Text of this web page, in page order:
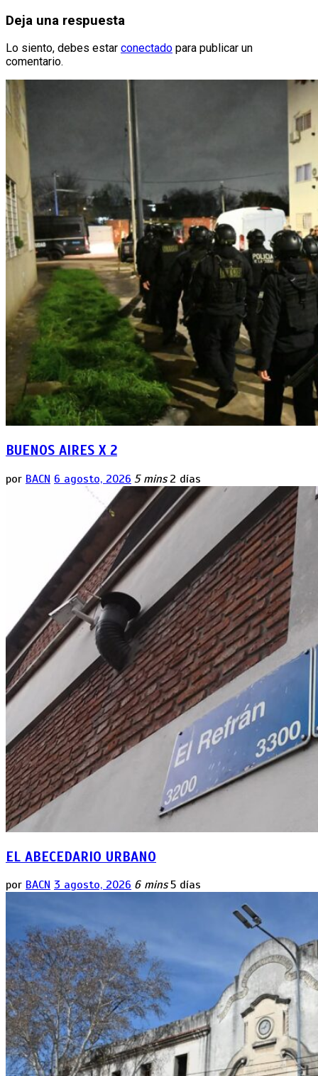
entradas
Deja una respuesta
Lo siento, debes estar conectado para publicar un
comentario.
BUENOS AIRES X 2
por BACN 6 agosto, 2026 5 mins 2 días
EL ABECEDARIO URBANO
por BACN 3 agosto, 2026 6 mins 5 días